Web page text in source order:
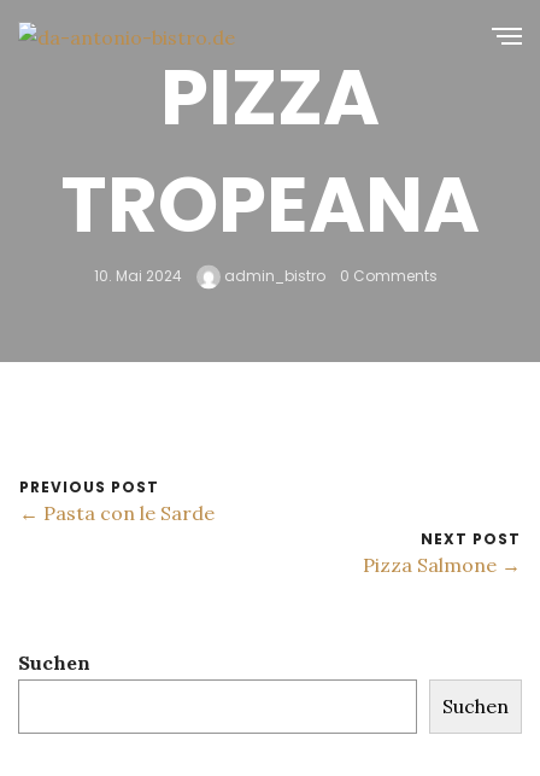
PIZZA
TROPEANA
10. Mai 2024 admin_bistro 0 Comments
PREVIOUS POST
← Pasta con le Sarde
NEXT POST
Pizza Salmone →
Suchen
Suchen